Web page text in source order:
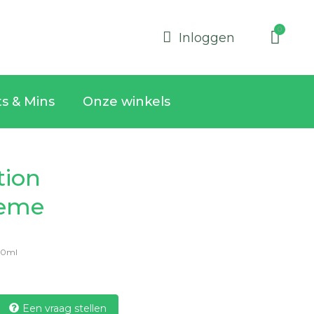
Inloggen
& Mins Onze winkels
Een vraag stellen